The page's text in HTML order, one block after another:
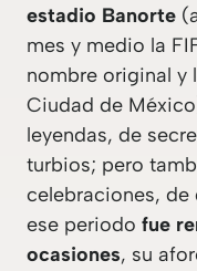
estadio Banorte
mes y medio la
nombre original y
Ciudad de
leyendas, de
turbios; pero
celebraciones, de
ese periodo fue
ocasiones, su